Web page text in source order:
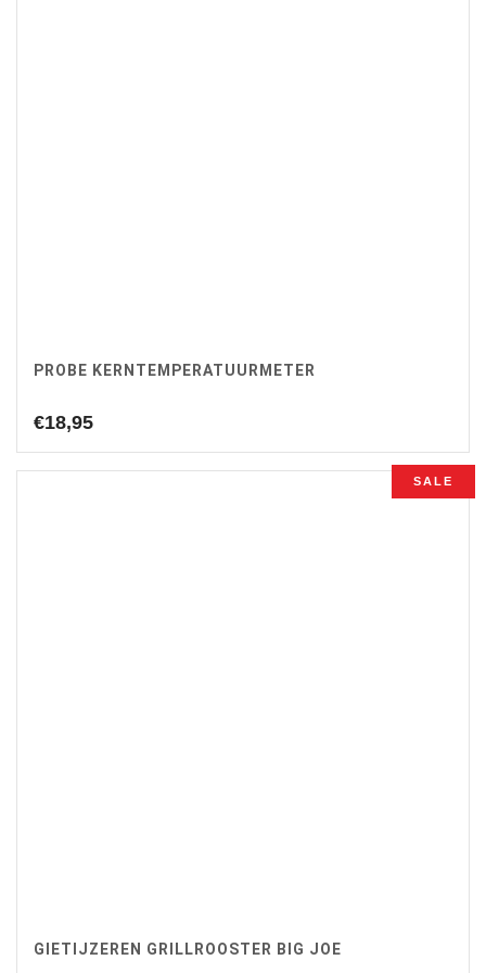
PROBE KERNTEMPERATUURMETER
€18,95
SALE
GIETIJZEREN GRILLROOSTER BIG JOE